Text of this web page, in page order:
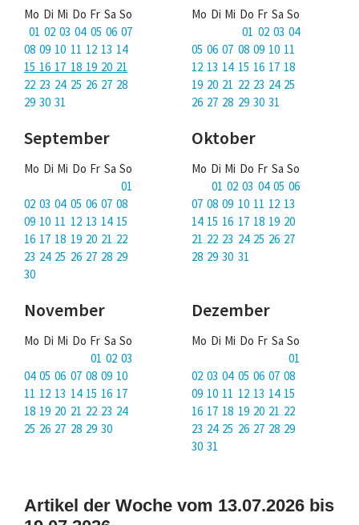
Mo Di Mi Do Fr Sa So
01 02 03 04 05 06 07
08 09 10 11 12 13 14
15 16 17 18 19 20 21
22 23 24 25 26 27 28
29 30 31
Mo Di Mi Do Fr Sa So
01 02 03 04
05 06 07 08 09 10 11
12 13 14 15 16 17 18
19 20 21 22 23 24 25
26 27 28 29 30 31
September
Mo Di Mi Do Fr Sa So
01
02 03 04 05 06 07 08
09 10 11 12 13 14 15
16 17 18 19 20 21 22
23 24 25 26 27 28 29
30
Oktober
Mo Di Mi Do Fr Sa So
01 02 03 04 05 06
07 08 09 10 11 12 13
14 15 16 17 18 19 20
21 22 23 24 25 26 27
28 29 30 31
November
Mo Di Mi Do Fr Sa So
01 02 03
04 05 06 07 08 09 10
11 12 13 14 15 16 17
18 19 20 21 22 23 24
25 26 27 28 29 30
Dezember
Mo Di Mi Do Fr Sa So
01
02 03 04 05 06 07 08
09 10 11 12 13 14 15
16 17 18 19 20 21 22
23 24 25 26 27 28 29
30 31
Artikel der Woche vom 13.07.2026 bis